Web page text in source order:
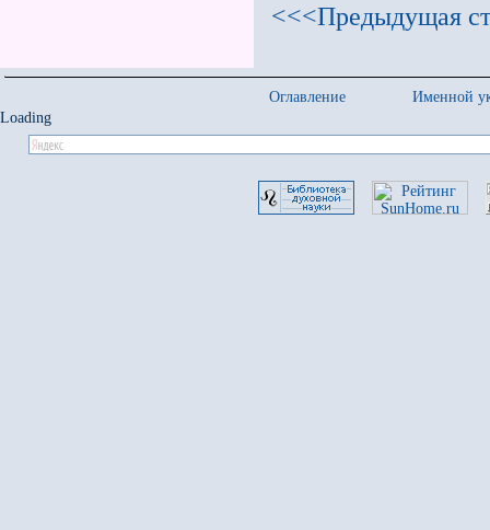
<<<Предыдущая
Оглавление
Именной
Loading